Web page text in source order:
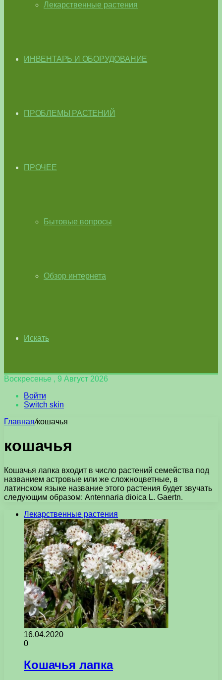
Лекарственные растения
ИНВЕНТАРЬ И ОБОРУДОВАНИЕ
ПРОБЛЕМЫ РАСТЕНИЙ
ПРОЧЕЕ
Бытовые вопросы
Обзор интернета
Искать
Воскресенье , 9 Август 2026
Войти
Switch skin
Главная/кошачья
кошачья
Кошачья лапка входит в число растений семейства под
названием астровые или же сложноцветные, в
латинском языке название этого растения будет звучать
следующим образом: Antennaria dioica L. Gaertn.
Лекарственные растения
16.04.2020
0
Кошачья лапка